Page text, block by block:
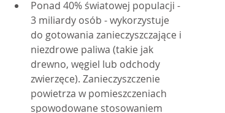
Ponad 40% światowej populacji -
3 miliardy osób - wykorzystuje
do gotowania zanieczyszczające i
niezdrowe paliwa (takie jak
drewno, węgiel lub odchody
zwierzęce). Zanieczyszczenie
powietrza w pomieszczeniach
spowodowane stosowaniem